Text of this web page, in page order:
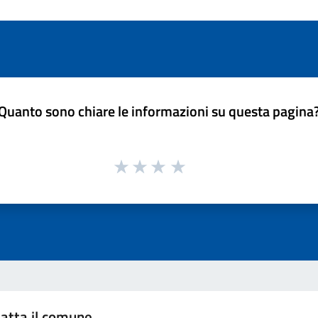
sono chiare le informazioni su questa